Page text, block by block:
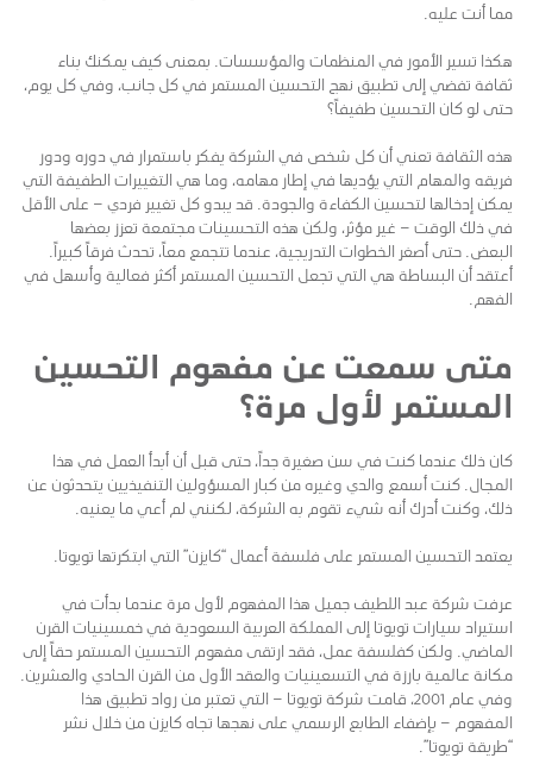
مما أنت عليه.
هكذا تسير الأمور في المنظمات والمؤسسات. بمعنى كيف يمكنك بناء
ثقافة تفضي إلى تطبيق نهج التحسين المستمر في كل جانب، وفي كل يوم،
حتى لو كان التحسين طفيفاً؟
هذه الثقافة تعني أن كل شخص في الشركة يفكر باستمرار في دوره ودور
فريقه والمهام التي يؤديها في إطار مهامه، وما هي التغييرات الطفيفة التي
يمكن إدخالها لتحسين الكفاءة والجودة. قد يبدو كل تغيير فردي – على الأقل
في ذلك الوقت – غير مؤثر، ولكن هذه التحسينات مجتمعة تعزز بعضها
البعض. حتى أصغر الخطوات التدريجية، عندما تتجمع معاً، تحدث فرقاً كبيراً.
أعتقد أن البساطة هي التي تجعل التحسين المستمر أكثر فعالية وأسهل في
الفهم.
متى سمعت عن مفهوم التحسين
المستمر لأول مرة؟
كان ذلك عندما كنت في سن صغيرة جداً، حتى قبل أن أبدأ العمل في هذا
المجال. كنت أسمع والدي وغيره من كبار المسؤولين التنفيذيين يتحدثون عن
ذلك، وكنت أدرك أنه شيء تقوم به الشركة، لكنني لم أعي ما يعنيه.
يعتمد التحسين المستمر على فلسفة أعمال “كايزن” التي ابتكرتها تويوتا.
عرفت شركة عبد اللطيف جميل هذا المفهوم لأول مرة عندما بدأت في
استيراد سيارات تويوتا إلى المملكة العربية السعودية في خمسينيات القرن
الماضي. ولكن كفلسفة عمل، فقد ارتقى مفهوم التحسين المستمر حقاً إلى
مكانة عالمية بارزة في التسعينيات والعقد الأول من القرن الحادي والعشرين.
وفي عام 2001، قامت شركة تويوتا – التي تعتبر من رواد تطبيق هذا
المفهوم – بإضفاء الطابع الرسمي على نهجها تجاه كايزن من خلال نشر
“طريقة تويوتا”.